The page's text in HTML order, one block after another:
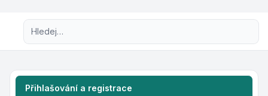
Pokročilé hledání
Přihlašování a registrace